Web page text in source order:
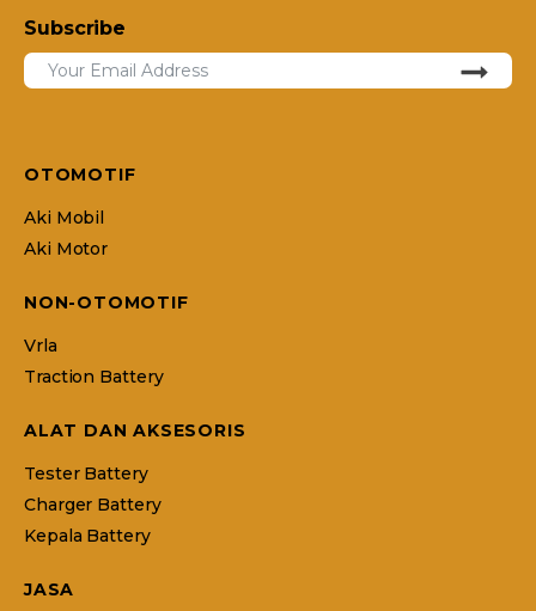
Subscribe
OTOMOTIF
Aki Mobil
Aki Motor
NON-OTOMOTIF
Vrla
Traction Battery
ALAT DAN AKSESORIS
Tester Battery
Charger Battery
Kepala Battery
JASA